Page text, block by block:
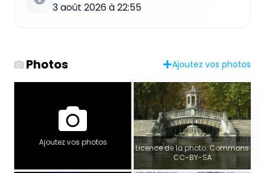
3 août 2026 à 22:55
Photos Ajoutez vos photos
Ajoutez vos photos
Licence de la photo: Commons
CC-BY-SA